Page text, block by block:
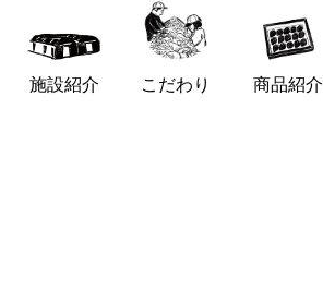
施設紹介 こだわり 商品紹介